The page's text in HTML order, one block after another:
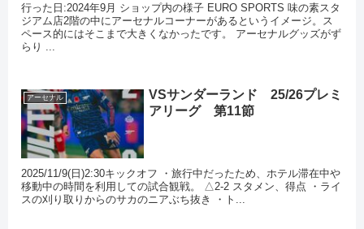
行った日:2024年9月 ショップ内の様子 EURO SPORTS 味の素スタ
ジアム店2階の中にアーセナルコーナーがあるというイメージ。ス
ペース的にはそこまで大きくなかったです。 アーセナルグッズがず
らり ...
アーセナル
VSサンダーランド 25/26プレミ
アリーグ 第11節
2025/11/9(日)2:30キックオフ ・旅行中だったため、ホテル滞在中や
移動中の時間を利用しての試合観戦。 △2-2 スタメン、得点 ・ライ
スの刈り取りからのサカのニアぶち抜き ・ト...